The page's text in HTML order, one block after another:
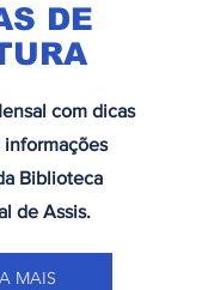
DE
com dicas
Biblioteca
de Assis.
MAIS